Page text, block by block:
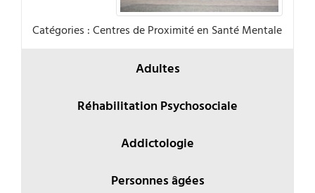
Catégories :Centres de Proximité en Santé Mentale
Adultes
Réhabilitation Psychosociale
Addictologie
Personnes âgées